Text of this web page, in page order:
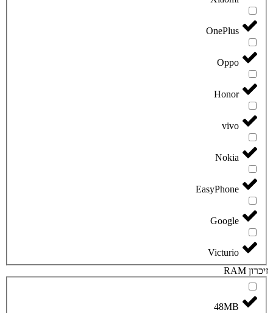
OnePlus
Oppo
Honor
vivo
Nokia
EasyPhone
Google
Victurio
זיכרון RAM
48MB